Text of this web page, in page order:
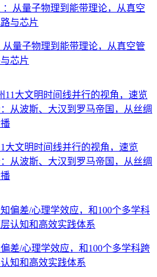
量子物理到能带理论，从真空管
芯片
大文明时间线并行的视角，速览
从波斯、大汉到罗马帝国，从丝绸
差/心理学效应，和100个多学科跨
知和高效实践体系